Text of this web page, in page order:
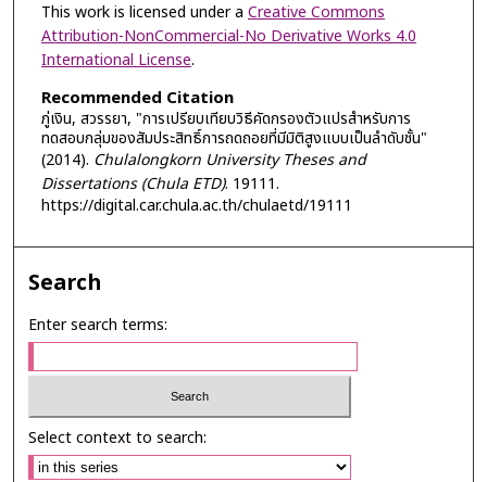
This work is licensed under a Creative Commons
Attribution-NonCommercial-No Derivative Works 4.0
International License.
Recommended Citation
ภู่เงิน, สวรรยา, "การเปรียบเทียบวิธีคัดกรองตัวแปรสำหรับการ
ทดสอบกลุ่มของสัมประสิทธิ์การถดถอยที่มีมิติสูงแบบเป็นลำดับชั้น"
(2014). Chulalongkorn University Theses and
Dissertations (Chula ETD). 19111.
https://digital.car.chula.ac.th/chulaetd/19111
Search
Enter search terms:
Select context to search: